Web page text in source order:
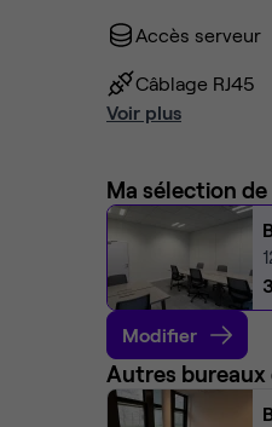
Accès serveur
Câblage RJ45
Voir plus
Ma sélection
Modifier
Autres bureaux